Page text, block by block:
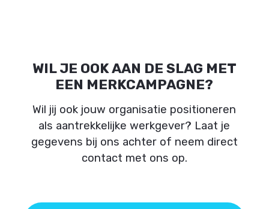
WIL JE OOK AAN DE SLAG MET
EEN MERKCAMPAGNE?
Wil jij ook jouw organisatie positioneren
als aantrekkelijke werkgever? Laat je
gegevens bij ons achter of neem direct
contact met ons op.